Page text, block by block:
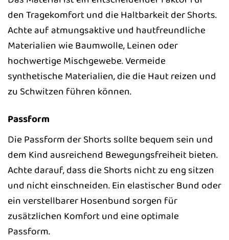
den Tragekomfort und die Haltbarkeit der Shorts.
Achte auf atmungsaktive und hautfreundliche
Materialien wie Baumwolle, Leinen oder
hochwertige Mischgewebe. Vermeide
synthetische Materialien, die die Haut reizen und
zu Schwitzen führen können.
Passform
Die Passform der Shorts sollte bequem sein und
dem Kind ausreichend Bewegungsfreiheit bieten.
Achte darauf, dass die Shorts nicht zu eng sitzen
und nicht einschneiden. Ein elastischer Bund oder
ein verstellbarer Hosenbund sorgen für
zusätzlichen Komfort und eine optimale
Passform.